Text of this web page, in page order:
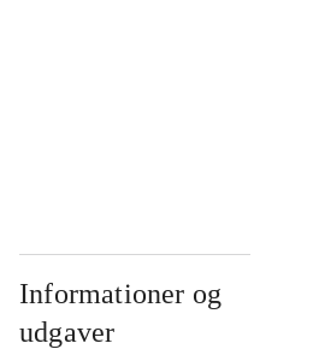
Informationer og
udgaver